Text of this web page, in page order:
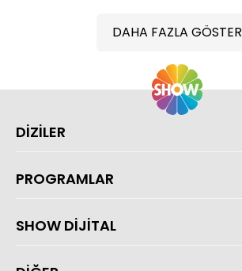
DAHA FAZLA GÖSTER
DİZİLER
PROGRAMLAR
SHOW DİJİTAL